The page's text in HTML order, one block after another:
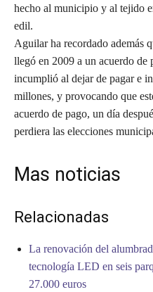
hecho al municipio y al tejido
edil.
Aguilar ha recordado además
llegó en 2009 a un acuerdo de
incumplió al dejar de pagar e
millones, y provocando que
acuerdo de pago, un día
perdiera las elecciones
Mas noticias
Relacionadas
La renovación del
tecnología LED en seis
27.000 euros